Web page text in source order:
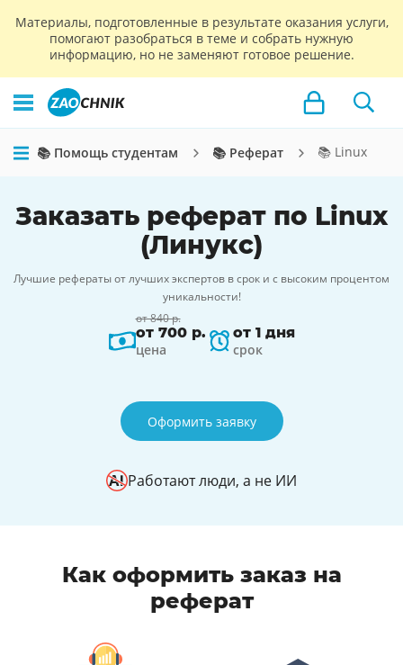
Материалы, подготовленные в результате оказания услуги,
помогают разобраться в теме и собрать нужную
информацию, но не заменяют готовое решение.
📚 Помощь студентам 📚 Реферат 📚 Linux
Заказать реферат по Linux
(Линукс)
Лучшие рефераты от лучших экспертов в срок и с высоким процентом
уникальности!
от 840 р.
от 700 р.
цена
от 1 дня
срок
Оформить заявку
Работают люди, а не ИИ
Как оформить заказ на
реферат